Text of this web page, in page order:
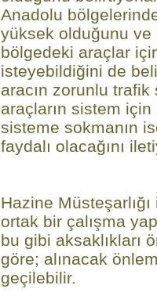
Anadolu
yüksek olduğunu ve
bölgedeki araçlar
isteyebildiğini de
aracın zorunlu trafik
araçların sistem
sisteme sokmanın
faydalı olacağını
Hazine
ortak bir çalışma
bu gibi aksaklıkları
göre; alınacak
geçilebilir.